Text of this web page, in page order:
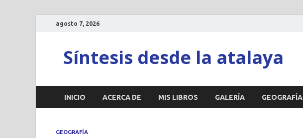
agosto 7, 2026
Síntesis desde la atalaya
INICIO ACERCA DE MIS LIBROS GALERÍA GEOGRAFÍA
GEOGRAFÍA